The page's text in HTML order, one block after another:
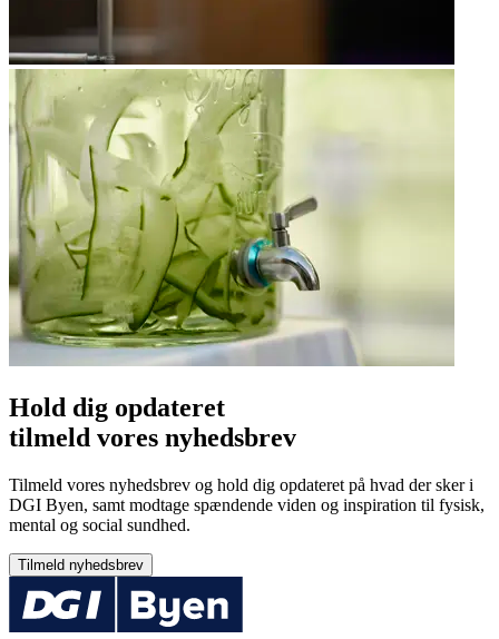
Hold dig opdateret
tilmeld vores nyhedsbrev
Tilmeld vores nyhedsbrev og hold dig opdateret på hvad der sker i
DGI Byen, samt modtage spændende viden og inspiration til fysisk,
mental og social sundhed.
Tilmeld nyhedsbrev